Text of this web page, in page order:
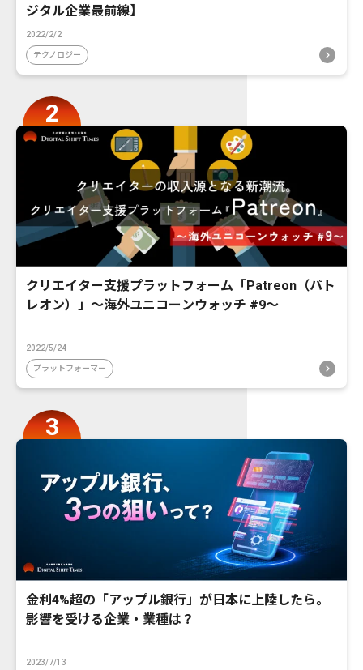
ジタル企業最前線】
2022/2/2
テクノロジー
クリエイター支援プラットフォーム「Patreon（パト
レオン）」〜海外ユニコーンウォッチ #9〜
2022/5/24
プラットフォーマー
金利4%超の「アップル銀行」が日本に上陸したら。
影響を受ける企業・業種は？
2023/7/13